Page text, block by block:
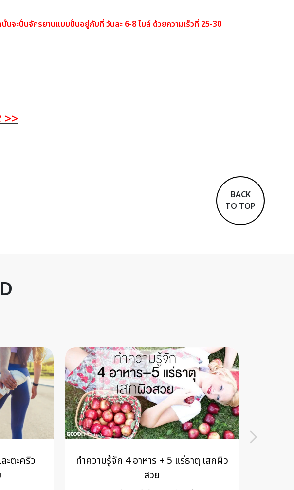
นั้นจะปั่นจักรยานแบบปั่นอยู่กับที่ วันละ 6-8 ไมล์ ด้วยความเร็วที่ 25-30
>>
BACK
TO TOP
ะตะคริว
ทำความรู้จัก 4 อาหาร + 5 แร่ธาตุ เสกผิว
สวย